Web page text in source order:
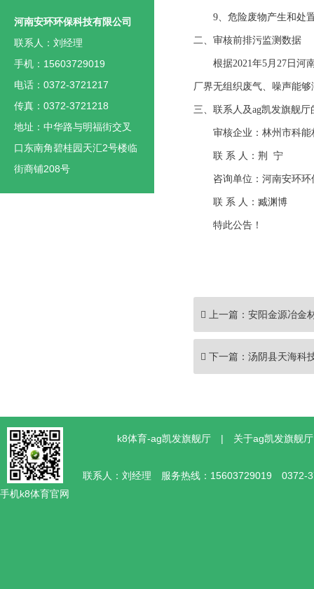
河南安环环保科技有限公司
联系人：刘经理
手机：15603729019
电话：0372-3721217
传真：0372-3721218
地址：中华路与明福街交叉
口东南角碧桂园天汇2号楼临
街商铺208号
9、危险废物产生和处
二、审核前排污监测数据
根据2021年5月 27 日 河
厂界无组织废气、噪声能够
三、联系人及ag凯发旗舰厅
审核企业： 林州市科能
联 系 人： 荆
咨询单位：河南安环环
联 系 人： 臧渊博
特此公告！
上一篇： 安阳金源冶金
下一篇： 汤阴县天海科
手机k8体育官网
k8体育-ag凯发旗舰厅 | 关于ag凯发旗舰厅
联系人：刘经理 服务热线：15603729019 0372-